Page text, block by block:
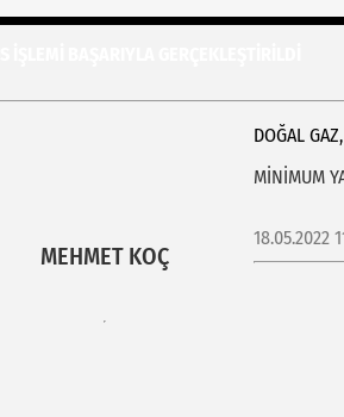
MEHMET KOÇ
DOĞAL
MİNİMUM
18.05.2022